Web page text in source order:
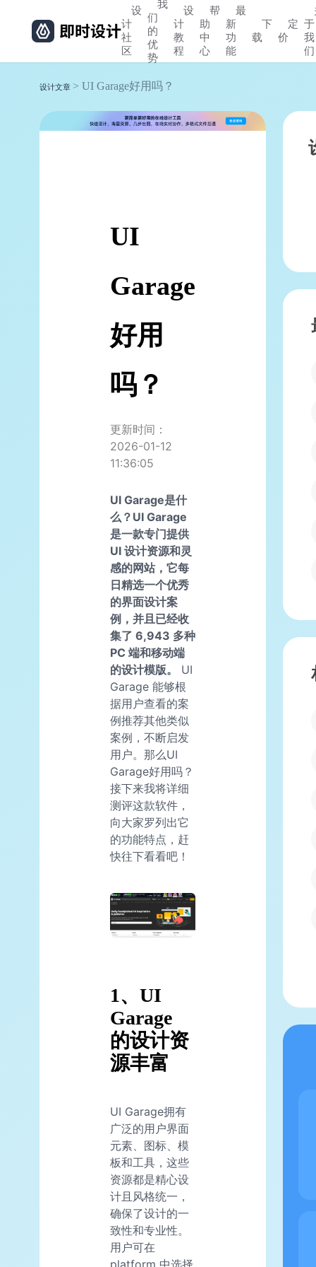
设
计
社
区
我
们
的
优
势
设
计
教
程
帮
助
中
心
最
新
功
能
下
载
定
价
于
我
们
设计文章 > UI Garage好用吗？
UI
Garage
好用
吗？
更新时间：
2026-01-12
11:36:05
UI Garage是什
么？UI Garage
是一款专门提供
UI 设计资源和灵
感的网站，它每
日精选一个优秀
的界面设计案
例，并且已经收
集了 6,943 多种
PC 端和移动端
的设计模版。
UI
Garage 能够根
据用户查看的案
例推荐其他类似
案例，不断启发
用户。那么UI
Garage好用吗？
接下来我将详细
测评这款软件，
向大家罗列出它
的功能特点，赶
快往下看看吧！
1、UI
Garage
的设计资
源丰富
UI Garage拥有
广泛的用户界面
元素、图标、模
板和工具，这些
资源都是精心设
计且风格统一，
确保了设计的一
致性和专业性。
用户可在
platform 中选择